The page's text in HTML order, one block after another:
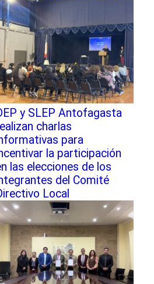
y SLEP Antofagasta
charlas
para
la participación
las elecciones de los
del Comité
Local